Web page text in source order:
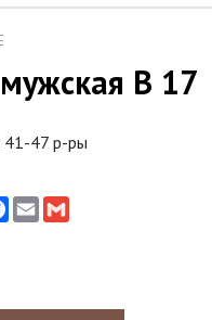
В 17
47 р-ры
Facebook
EmailGmail